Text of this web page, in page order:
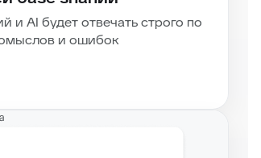
и AI будет отвечать строго по
и ошибок